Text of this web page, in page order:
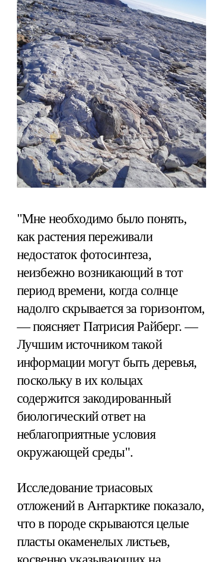
"Мне необходимо было понять,
как растения переживали
недостаток фотосинтеза,
неизбежно возникающий в тот
период времени, когда солнце
надолго скрывается за горизонтом,
— поясняет Патрисия Райберг. —
Лучшим источником такой
информации могут быть деревья,
поскольку в их кольцах
содержится закодированный
биологический ответ на
неблагоприятные условия
окружающей среды".
Исследование триасовых
отложений в Антарктике показало,
что в породе скрываются целые
пласты окаменелых листьев,